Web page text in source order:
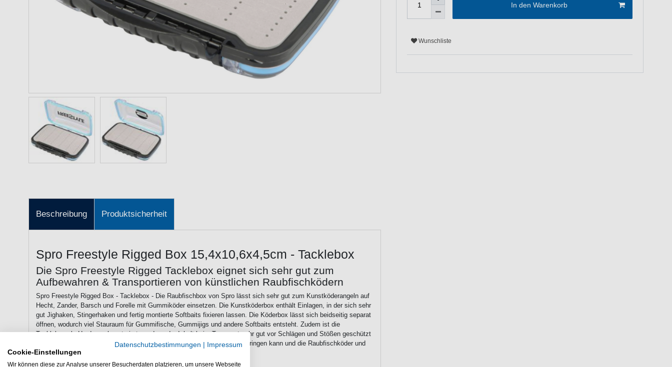
In den Warenkorb
Wunschliste
Beschreibung Produktsicherheit
Spro Freestyle Rigged Box 15,4x10,6x4,5cm - Tacklebox
Die Spro Freestyle Rigged Tacklebox eignet sich sehr gut zum
Aufbewahren & Transportieren von künstlichen Raubfischködern
Spro Freestyle Rigged Box - Tacklebox - Die Raubfischbox von Spro lässt sich sehr gut zum Kunstköderangeln auf
Hecht, Zander, Barsch und Forelle mit Gummiköder einsetzen. Die Kunstköderbox enthält Einlagen, in der sich sehr
gut Jighaken, Stingerhaken und fertig montierte Softbaits fixieren lassen. Die Köderbox lässt sich beidseitig separat
öffnen, wodurch viel Stauraum für Gummifische, Gummijigs und andere Softbaits entsteht. Zudem ist die
Tacklebox als Hardcase konstruiert, so dass der Inhalt beim Transport sehr gut vor Schlägen und Stößen geschützt
ist. Eine Gummidichtung sorgt dafür, dass kein Wasser in das Innere eindringen kann und die Raubfischköder und
Angelhaken somit vor Feuchtigkeit geschützt sind.
Datenschutzbestimmungen | Impressum
Cookie-Einstellungen
Wir können diese zur Analyse unserer Besucherdaten platzieren, um unsere Webseite